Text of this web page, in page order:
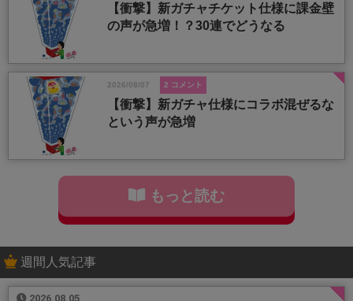
【衝撃】新ガチャチケット仕様に課金壁
の声が急増！？30連でどうなる
2026/08/07 2 コメント
【衝撃】新ガチャ仕様にコラボ混ぜるな
という声が急増
もっと読む
週間人気記事
2026.08.05